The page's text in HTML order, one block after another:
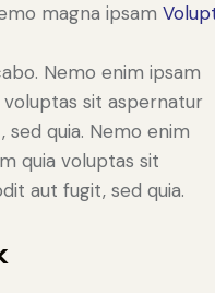
magna ipsam
Nemo enim ipsam
sit aspernatur
quia. Nemo enim
quia voluptas sit
aut fugit, sed quia.